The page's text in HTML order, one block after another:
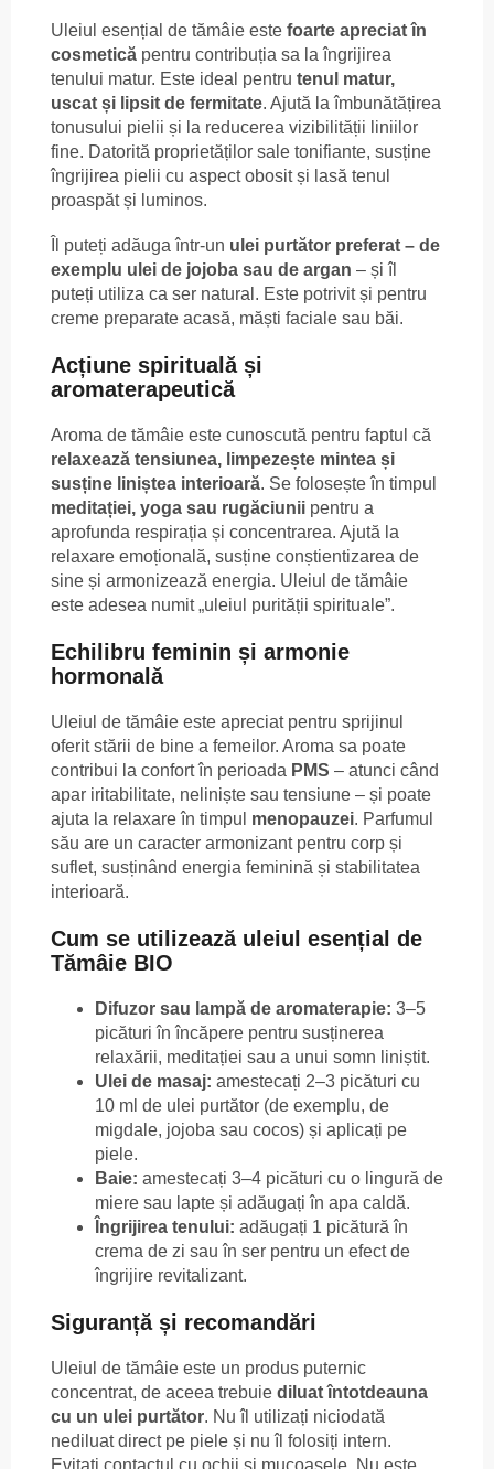
Uleiul esențial de tămâie este foarte apreciat în
cosmetică pentru contribuția sa la îngrijirea
tenului matur. Este ideal pentru tenul matur,
uscat și lipsit de fermitate. Ajută la îmbunătățirea
tonusului pielii și la reducerea vizibilității liniilor
fine. Datorită proprietăților sale tonifiante, susține
îngrijirea pielii cu aspect obosit și lasă tenul
proaspăt și luminos.
Îl puteți adăuga într-un ulei purtător preferat – de
exemplu ulei de jojoba sau de argan – și îl
puteți utiliza ca ser natural. Este potrivit și pentru
creme preparate acasă, măști faciale sau băi.
Acțiune spirituală și
aromaterapeutică
Aroma de tămâie este cunoscută pentru faptul că
relaxează tensiunea, limpezește mintea și
susține liniștea interioară. Se folosește în timpul
meditației, yoga sau rugăciunii pentru a
aprofunda respirația și concentrarea. Ajută la
relaxare emoțională, susține conștientizarea de
sine și armonizează energia. Uleiul de tămâie
este adesea numit „uleiul purității spirituale”.
Echilibru feminin și armonie
hormonală
Uleiul de tămâie este apreciat pentru sprijinul
oferit stării de bine a femeilor. Aroma sa poate
contribui la confort în perioada PMS – atunci când
apar iritabilitate, neliniște sau tensiune – și poate
ajuta la relaxare în timpul menopauzei. Parfumul
său are un caracter armonizant pentru corp și
suflet, susținând energia feminină și stabilitatea
interioară.
Cum se utilizează uleiul esențial de
Tămâie BIO
Difuzor sau lampă de aromaterapie: 3–5
picături în încăpere pentru susținerea
relaxării, meditației sau a unui somn liniștit.
Ulei de masaj: amestecați 2–3 picături cu
10 ml de ulei purtător (de exemplu, de
migdale, jojoba sau cocos) și aplicați pe
piele.
Baie: amestecați 3–4 picături cu o lingură de
miere sau lapte și adăugați în apa caldă.
Îngrijirea tenului: adăugați 1 picătură în
crema de zi sau în ser pentru un efect de
îngrijire revitalizant.
Siguranță și recomandări
Uleiul de tămâie este un produs puternic
concentrat, de aceea trebuie diluat întotdeauna
cu un ulei purtător. Nu îl utilizați niciodată
nediluat direct pe piele și nu îl folosiți intern.
Evitați contactul cu ochii și mucoasele. Nu este